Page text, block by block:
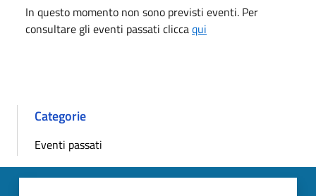
In questo momento non sono previsti eventi. Per
consultare gli eventi passati cliccaqui
Categorie
Eventi passati